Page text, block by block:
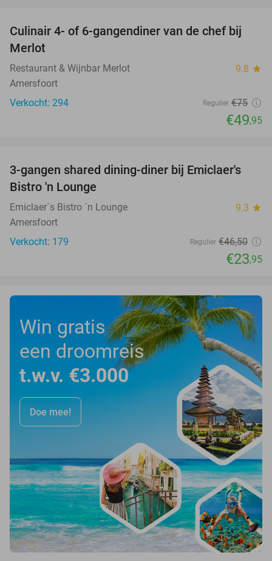
33%
Culinair 4- of 6-gangendiner van de chef bij
Merlot
Restaurant & Wijnbar Merlot 9.8 star
Amersfoort
Verkocht: 294
Regulier €75
€49,95
48%
3-gangen shared dining-diner bij Emiclaer's
Bistro 'n Lounge
Emiclaer´s Bistro ´n Lounge 9.3 star
Amersfoort
Verkocht: 179
Regulier €46,50
€23,95
Win gratis
een droomreis
t.w.v. €3.000
Doe mee!